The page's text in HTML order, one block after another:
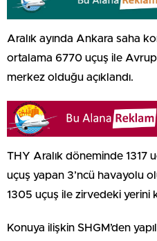
Aralık ayında Ankara saha
ortalama 6770 uçuş ile
merkez olduğu açıklandı.
THY Aralık döneminde 1317
uçuş yapan 3’ncü havayolu
1305 uçuş ile zirvedeki yerini
Konuya ilişkin SHGM’den